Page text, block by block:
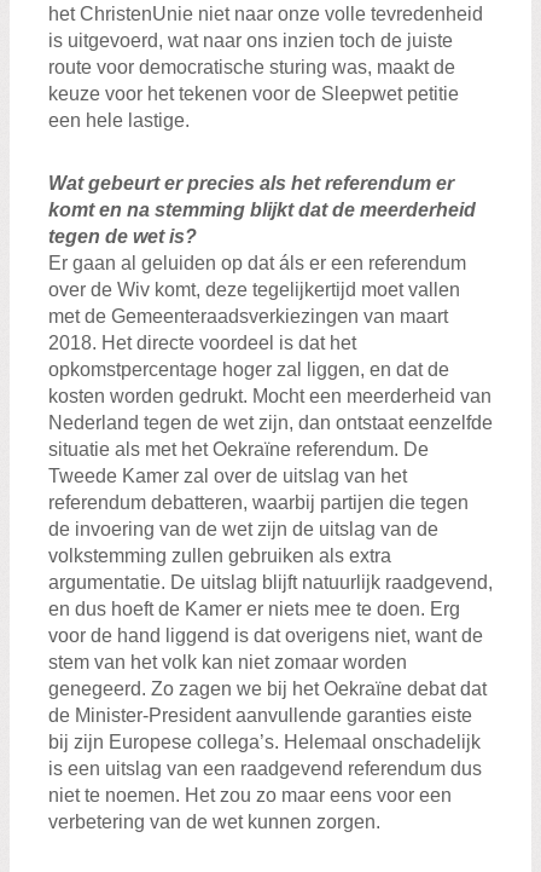
het ChristenUnie niet naar onze volle tevredenheid
is uitgevoerd, wat naar ons inzien toch de juiste
route voor democratische sturing was, maakt de
keuze voor het tekenen voor de Sleepwet petitie
een hele lastige.
Wat gebeurt er precies als het referendum er
komt en na stemming blijkt dat de meerderheid
tegen de wet is?
Er gaan al geluiden op dat áls er een referendum
over de Wiv komt, deze tegelijkertijd moet vallen
met de Gemeenteraadsverkiezingen van maart
2018. Het directe voordeel is dat het
opkomstpercentage hoger zal liggen, en dat de
kosten worden gedrukt. Mocht een meerderheid van
Nederland tegen de wet zijn, dan ontstaat eenzelfde
situatie als met het Oekraïne referendum. De
Tweede Kamer zal over de uitslag van het
referendum debatteren, waarbij partijen die tegen
de invoering van de wet zijn de uitslag van de
volkstemming zullen gebruiken als extra
argumentatie. De uitslag blijft natuurlijk raadgevend,
en dus hoeft de Kamer er niets mee te doen. Erg
voor de hand liggend is dat overigens niet, want de
stem van het volk kan niet zomaar worden
genegeerd. Zo zagen we bij het Oekraïne debat dat
de Minister-President aanvullende garanties eiste
bij zijn Europese collega’s. Helemaal onschadelijk
is een uitslag van een raadgevend referendum dus
niet te noemen. Het zou zo maar eens voor een
verbetering van de wet kunnen zorgen.